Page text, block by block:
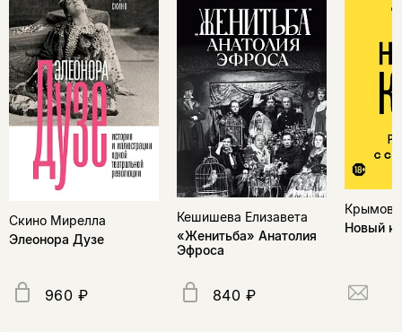
Скино Мирелла
Элеонора Дузе
960 ₽
Кешишева Елизавета
«Женитьба» Анатолия
Эфроса
840 ₽
Крымов
Новый